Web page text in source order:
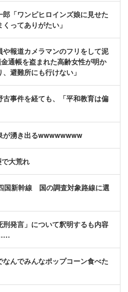
郎「ワンピヒロインズ娘に見せた
ってありがたい」
や報道カメラマンのフリをして泥
帳を盗まれた高齢女性が明か
避難所にも行けない」
古事件を経ても、「平和教育は偏
が湧き出るwwwwwwww
大荒れ
国新幹線 国の調査対象路線に選
刑発言」について釈明するも内容
んでみんなポップコーン食べた